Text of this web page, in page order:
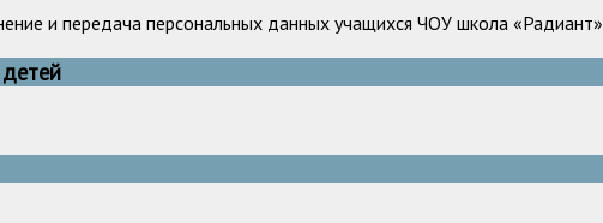
и передача персональных данных учащихся ЧОУ школа